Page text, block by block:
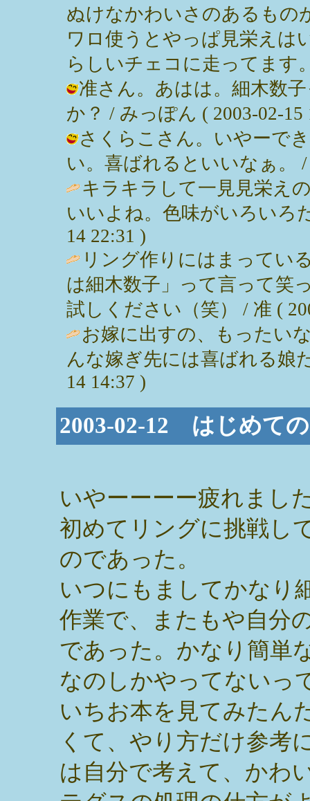
ぬけなかわいさのあるもの
ワロ使うとやっぱ見栄えは
らしいチェコに走ってます
准さん。あはは。細木数
か？ / みっぽん ( 2003-02-15
さくらこさん。いやーで
い。喜ばれるといいなぁ。
キラキラして一見見栄え
いいよね。色味がいろいろ
14 22:31 )
リング作りにはまってい
は細木数子」って言って笑
試しください（笑） / 准 (
お嫁に出すの、もったい
んな嫁ぎ先には喜ばれる娘
14 14:37 )
2003-02-12 はじめて
いやーーーー疲れまし
初めてリングに挑戦し
のであった。
いつにもましてかなり
作業で、またもや自分
であった。かなり簡単
なのしかやってないっ
いちお本を見てみたん
くて、やり方だけ参考
は自分で考えて、かわ